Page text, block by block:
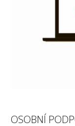
OSOBNÍ